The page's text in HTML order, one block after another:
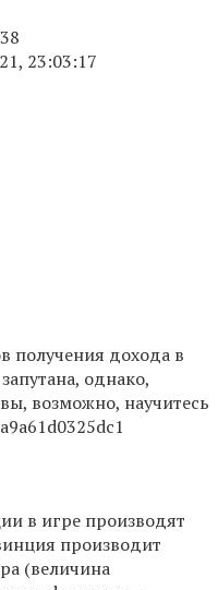
23:03:17
получения дохода в
однако,
возможно, научитесь
в игре производят
производит
(величина